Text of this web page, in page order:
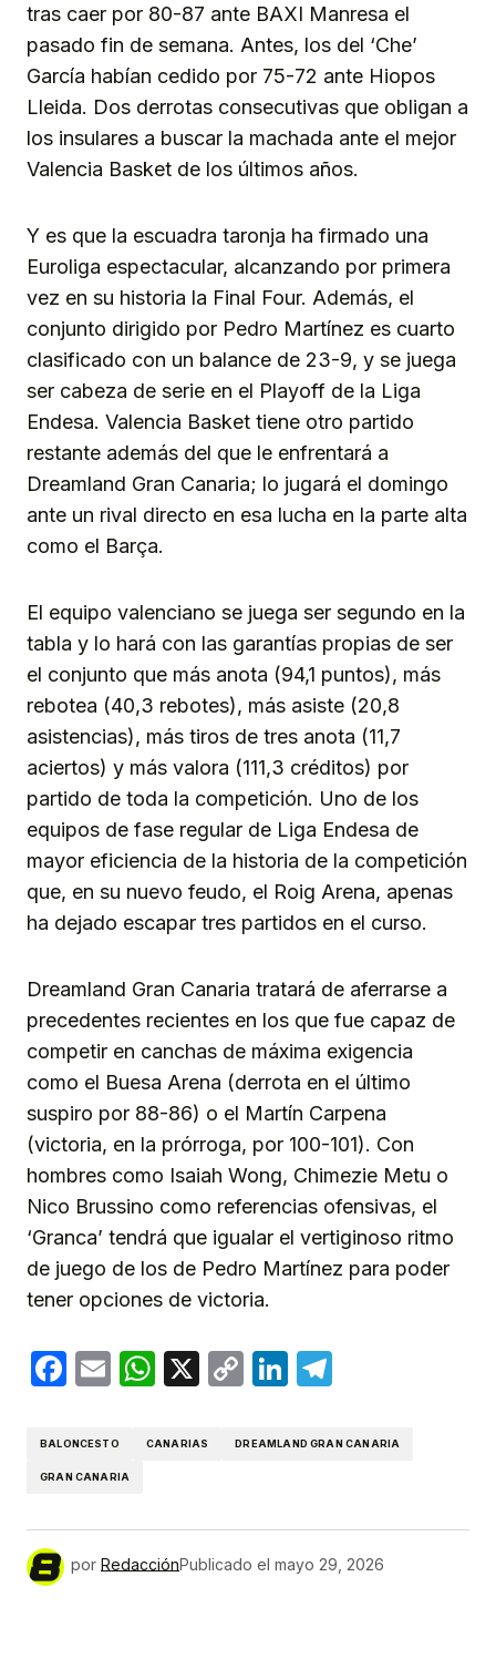
tras caer por 80-87 ante BAXI Manresa el
pasado fin de semana. Antes, los del ‘Che’
García habían cedido por 75-72 ante Hiopos
Lleida. Dos derrotas consecutivas que obligan a
los insulares a buscar la machada ante el mejor
Valencia Basket de los últimos años.
Y es que la escuadra taronja ha firmado una
Euroliga espectacular, alcanzando por primera
vez en su historia la Final Four. Además, el
conjunto dirigido por Pedro Martínez es cuarto
clasificado con un balance de 23-9, y se juega
ser cabeza de serie en el Playoff de la Liga
Endesa. Valencia Basket tiene otro partido
restante además del que le enfrentará a
Dreamland Gran Canaria; lo jugará el domingo
ante un rival directo en esa lucha en la parte alta
como el Barça.
El equipo valenciano se juega ser segundo en la
tabla y lo hará con las garantías propias de ser
el conjunto que más anota (94,1 puntos), más
rebotea (40,3 rebotes), más asiste (20,8
asistencias), más tiros de tres anota (11,7
aciertos) y más valora (111,3 créditos) por
partido de toda la competición. Uno de los
equipos de fase regular de Liga Endesa de
mayor eficiencia de la historia de la competición
que, en su nuevo feudo, el Roig Arena, apenas
ha dejado escapar tres partidos en el curso.
Dreamland Gran Canaria tratará de aferrarse a
precedentes recientes en los que fue capaz de
competir en canchas de máxima exigencia
como el Buesa Arena (derrota en el último
suspiro por 88-86) o el Martín Carpena
(victoria, en la prórroga, por 100-101). Con
hombres como Isaiah Wong, Chimezie Metu o
Nico Brussino como referencias ofensivas, el
‘Granca’ tendrá que igualar el vertiginoso ritmo
de juego de los de Pedro Martínez para poder
tener opciones de victoria.
Facebook
EmailWhatsApp
X
CopyLinkedIn
BALONCESTO CANARIAS DREAMLAND GRAN CANARIA
GRAN CANARIA
por RedacciónPublicado el mayo 29, 2026